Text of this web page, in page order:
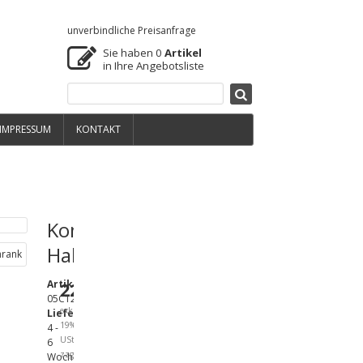
unverbindliche Preisanfrage
Sie haben 0 Artikel
in Ihre Angebotsliste
IMPRESSUM KONTAKT
Kombinierter
Halbschrank
ArtikelNr.:
05C12300100
Lieferzeit
4 -
6
Wochen
220,00 €
exkl.
19%
USt.,
zzgl.